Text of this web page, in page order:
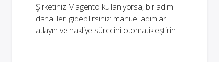
Şirketiniz Magento kullanıyorsa, bir adım
daha ileri gidebilirsiniz: manuel adımları
atlayın ve nakliye sürecini otomatikleştirin.